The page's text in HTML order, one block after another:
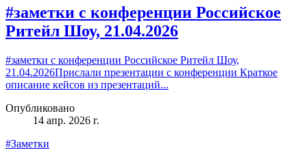
#заметки с конференции Российское
Ритейл Шоу, 21.04.2026
#заметки с конференции Российское Ритейл Шоу,
21.04.2026Прислали презентации с конференции Краткое
описание кейсов из презентаций...
Опубликовано
14 апр. 2026 г.
#Заметки